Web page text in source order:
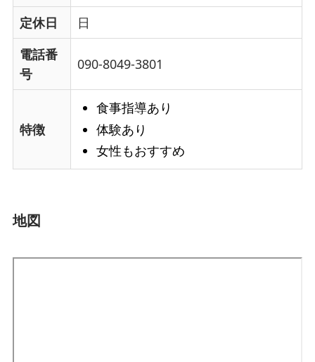
定休日
日
電話番
号
090-8049-3801
特徴
食事指導あり
体験あり
女性もおすすめ
地図